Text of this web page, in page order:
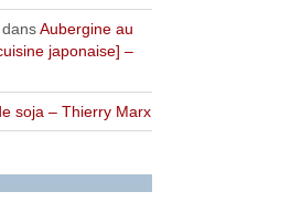
dansAubergine au
japonaise] –
soja – Thierry Marx